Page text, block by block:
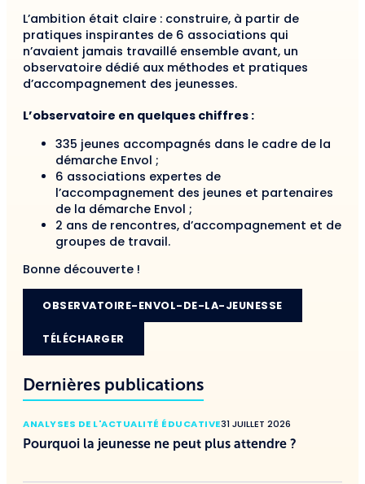
L’ambition était claire : construire, à partir de
pratiques inspirantes de 6 associations qui
n’avaient jamais travaillé ensemble avant, un
observatoire dédié aux méthodes et pratiques
d’accompagnement des jeunesses.
L’observatoire en quelques chiffres :
335 jeunes accompagnés dans le cadre de la
démarche Envol ;
6 associations expertes de
l’accompagnement des jeunes et partenaires
de la démarche Envol ;
2 ans de rencontres, d’accompagnement et de
groupes de travail.
Bonne découverte !
OBSERVATOIRE-ENVOL-DE-LA-JEUNESSE
TÉLÉCHARGER
Dernières publications
ANALYSES DE L'ACTUALITÉ ÉDUCATIVE31 JUILLET 2026
Pourquoi la jeunesse ne peut plus attendre ?